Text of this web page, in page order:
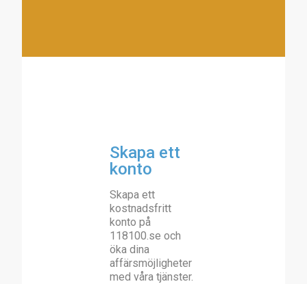
Skapa ett
konto
Skapa ett
kostnadsfritt
konto på
118100.se och
öka dina
affärsmöjligheter
med våra tjänster.